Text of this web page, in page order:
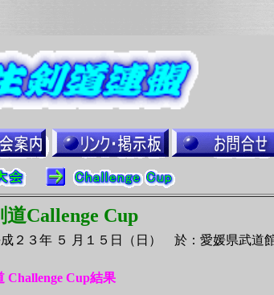
Callenge Cup
２３年 ５ 月１５日（日） 於：愛媛県武道
Challenge Cup結果